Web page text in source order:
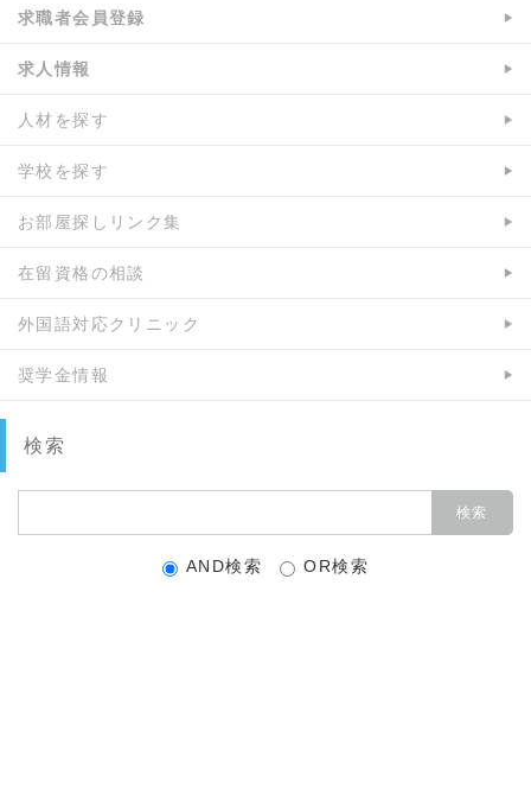
求職者会員登録
求人情報
人材を探す
学校を探す
お部屋探しリンク集
在留資格の相談
外国語対応クリニック
奨学金情報
検索
AND検索 OR検索